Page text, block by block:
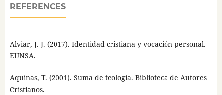
REFERENCES
Alviar, J. J. (2017). Identidad cristiana y vocación personal.
EUNSA.
Aquinas, T. (2001). Suma de teología. Biblioteca de Autores
Cristianos.